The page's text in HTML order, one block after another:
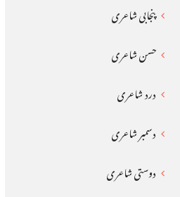
پنجابی شاعری
حسن شاعری
درد شاعری
دسمبر شاعری
دوستی شاعری